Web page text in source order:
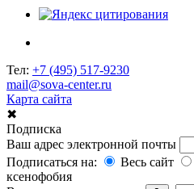
Тел: +7 (495) 517-9230
mail@sova-center.ru
Карта сайта
✖
Подписка
Ваш адрес электронной почты
Подписаться на:
Весь сайт
ксенофобия